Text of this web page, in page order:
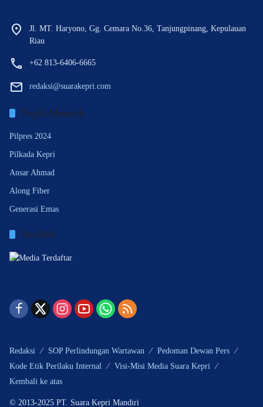
Jl. MT. Haryono, Gg. Cemara No.36, Tanjungpinang, Kepulauan
Riau
+62 813-6406-6665
redaksi@suarakepri.com
Topik Menarik
Pilpres 2024
Pilkada Kepri
Ansar Ahmad
Along Fiber
Generasi Emas
Verified
Redaksi SOP Perlindungan Wartawan
Pedoman Dewan Pers
Kode Etik Perilaku Internal
Visi-Misi Media Suara Kepri
Kembali ke atas
© 2013-2025 PT. Suara Kepri Mandiri